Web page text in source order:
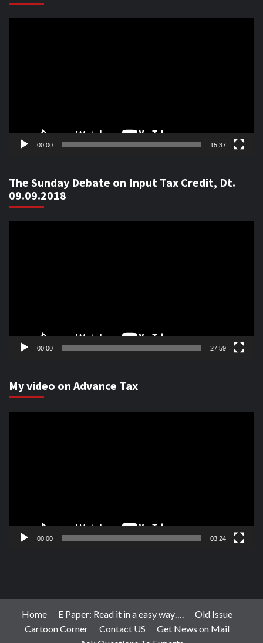
00:00 15:37
The Sunday Debate on Input Tax Credit, Dt.
09.09.2018
00:00 27:59
My video on Advance Tax
00:00 03:24
Home E Paper: Read it in a easy way….
Old Issue
Cartoon Corner
Contact US
Get News on Mail